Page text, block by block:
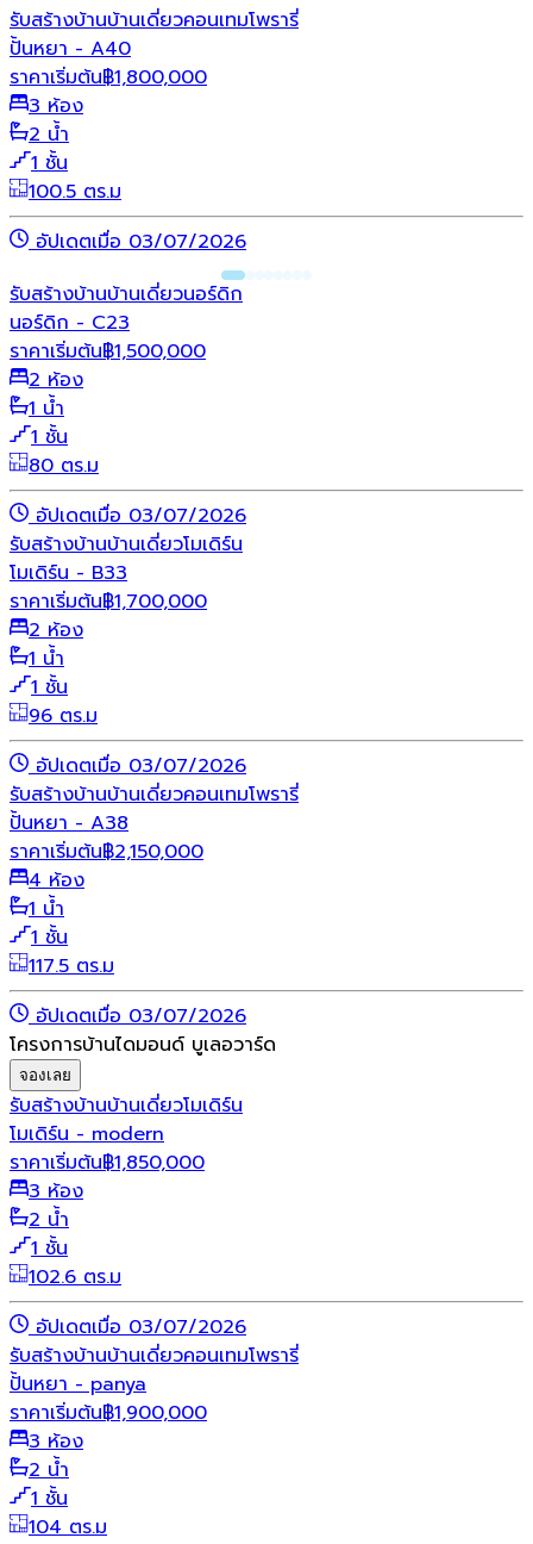
รับสร้างบ้านบ้านเดี่ยวคอนเทมโพรารี่
ปั้นหยา - A40
ราคาเริ่มต้น฿1,800,000
3 ห้อง
2 น้ำ
1 ชั้น
100.5 ตร.ม
อัปเดตเมื่อ 03/07/2026
รับสร้างบ้านบ้านเดี่ยวนอร์ดิก
นอร์ดิก - C23
ราคาเริ่มต้น฿1,500,000
2 ห้อง
1 น้ำ
1 ชั้น
80 ตร.ม
อัปเดตเมื่อ 03/07/2026
รับสร้างบ้านบ้านเดี่ยวโมเดิร์น
โมเดิร์น - B33
ราคาเริ่มต้น฿1,700,000
2 ห้อง
1 น้ำ
1 ชั้น
96 ตร.ม
อัปเดตเมื่อ 03/07/2026
รับสร้างบ้านบ้านเดี่ยวคอนเทมโพรารี่
ปั้นหยา - A38
ราคาเริ่มต้น฿2,150,000
4 ห้อง
1 น้ำ
1 ชั้น
117.5 ตร.ม
อัปเดตเมื่อ 03/07/2026
โครงการบ้านไดมอนด์ บูเลอวาร์ด
จองเลย
รับสร้างบ้านบ้านเดี่ยวโมเดิร์น
โมเดิร์น - modern
ราคาเริ่มต้น฿1,850,000
3 ห้อง
2 น้ำ
1 ชั้น
102.6 ตร.ม
อัปเดตเมื่อ 03/07/2026
รับสร้างบ้านบ้านเดี่ยวคอนเทมโพรารี่
ปั้นหยา - panya
ราคาเริ่มต้น฿1,900,000
3 ห้อง
2 น้ำ
1 ชั้น
104 ตร.ม